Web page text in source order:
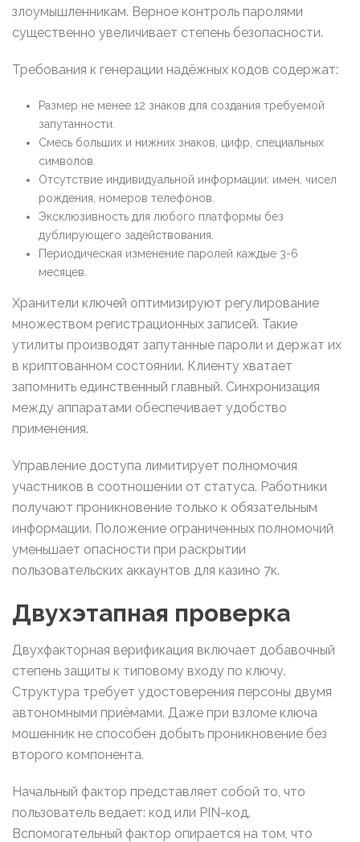
злоумышленникам. Верное контроль паролями
существенно увеличивает степень безопасности.
Требования к генерации надёжных кодов содержат:
Размер не менее 12 знаков для создания требуемой
запутанности.
Смесь больших и нижних знаков, цифр, специальных
символов.
Отсутствие индивидуальной информации: имен, чисел
рождения, номеров телефонов.
Эксклюзивность для любого платформы без
дублирующего задействования.
Периодическая изменение паролей каждые 3-6
месяцев.
Хранители ключей оптимизируют регулирование
множеством регистрационных записей. Такие
утилиты производят запутанные пароли и держат их
в криптованном состоянии. Клиенту хватает
запомнить единственный главный. Синхронизация
между аппаратами обеспечивает удобство
применения.
Управление доступа лимитирует полномочия
участников в соотношении от статуса. Работники
получают проникновение только к обязательным
информации. Положение ограниченных полномочий
уменьшает опасности при раскрытии
пользовательских аккаунтов для казино 7к.
Двухэтапная проверка
Двухфакторная верификация включает добавочный
степень защиты к типовому входу по ключу.
Структура требует удостоверения персоны двумя
автономными приёмами. Даже при взломе ключа
мошенник не способен добыть проникновение без
второго компонента.
Начальный фактор представляет собой то, что
пользователь ведает: код или PIN-код.
Вспомогательный фактор опирается на том, что